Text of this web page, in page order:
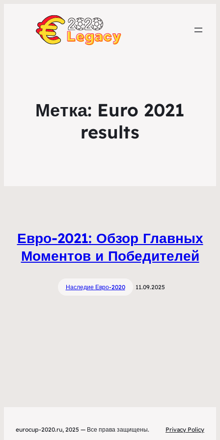
Метка: Euro 2021
results
Евро-2021: Обзор Главных
Моментов и Победителей
Наследие Евро-2020 11.09.2025
eurocup-2020.ru, 2025 — Все права защищены. Privacy Policy